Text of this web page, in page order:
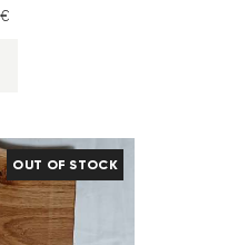
€
OUT OF STOCK